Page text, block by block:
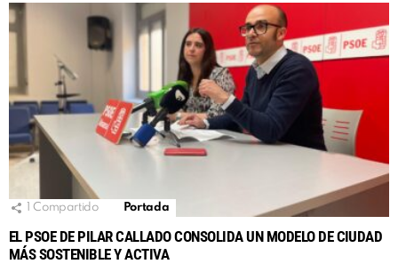
Compartido Portada
EL PSOE DE PILAR CALLADO CONSOLIDA UN MODELO DE CIUDAD
MÁS SOSTENIBLE Y ACTIVA